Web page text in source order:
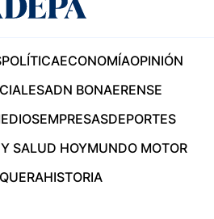
POLÍTICAECONOMÍAOPINIÓN
ADN BONAERENSE
EMPRESASDEPORTES
SALUD HOYMUNDO MOTOR
HISTORIA